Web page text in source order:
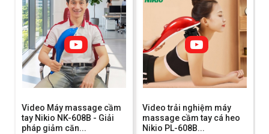
Video Máy massage cầm
tay Nikio NK-608B - Giải
pháp giảm căn...
Video trải nghiệm máy
massage cầm tay cá heo
Nikio PL-608B...